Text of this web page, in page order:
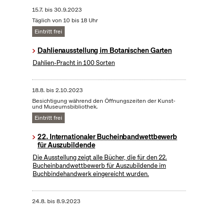
15.7. bis30.9.2023
Täglich von 10 bis 18 Uhr
Eintritt frei
Dahlienausstellung im Botanischen Garten
Dahlien-Pracht in 100 Sorten
18.8. bis2.10.2023
Besichtigung während den Öffnungszeiten der Kunst-
und Museumsbibliothek.
Eintritt frei
22. Internationaler Bucheinbandwettbewerb
für Auszubildende
Die Ausstellung zeigt alle Bücher, die für den 22.
Bucheinbandwettbewerb für Auszubildende im
Buchbindehandwerk eingereicht wurden.
24.8. bis8.9.2023